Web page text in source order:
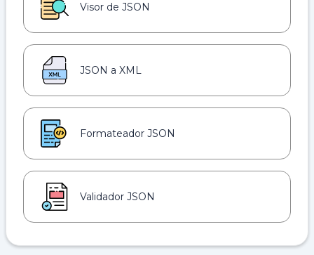
Visor de JSON
JSON a XML
Formateador JSON
Validador JSON